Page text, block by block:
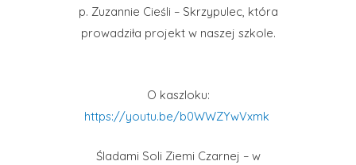
p. Zuzannie Cieśli – Skrzypulec, która
prowadziła projekt w naszej szkole.
O kaszloku:
https://youtu.be/b0WWZYwVxmk
Śladami Soli Ziemi Czarnej – w